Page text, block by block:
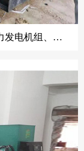
搅拌站专用潍柴发电机、400KW潍柴动力发电机组、潍柴发电机、佛山发电机、潍柴发电机佛山专营